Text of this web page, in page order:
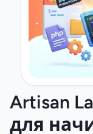
Artisan
для